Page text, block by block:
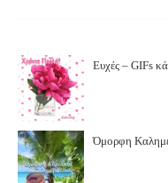
Ευχές – GIFs
Όμορφη